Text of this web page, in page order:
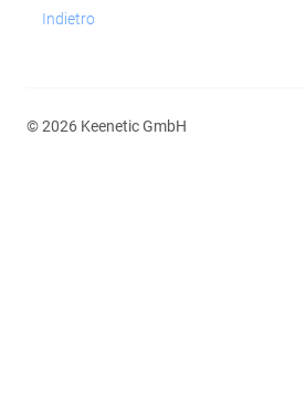
Indietro
© 2026 Keenetic GmbH